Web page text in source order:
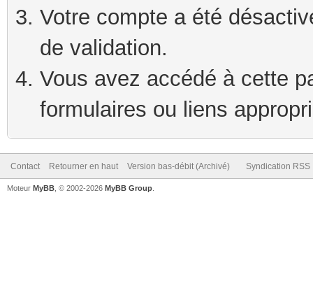
Votre compte a été
de validation.
Vous avez accédé à cette
formulaires ou liens
Contact Retourner en haut Version bas-débit (Archivé) Syndication RSS
Moteur MyBB , © 2002-2026 MyBB Group